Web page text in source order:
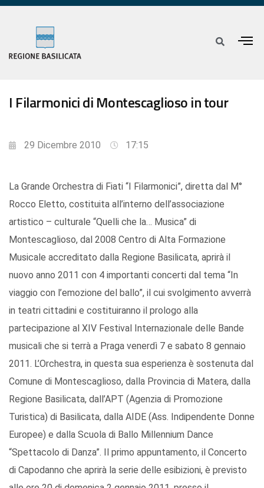
I Filarmonici di Montescaglioso in tour
29 Dicembre 2010 17:15
La Grande Orchestra di Fiati “I Filarmonici”, diretta dal M°
Rocco Eletto, costituita all’interno dell’associazione
artistico – culturale “Quelli che la… Musica” di
Montescaglioso, dal 2008 Centro di Alta Formazione
Musicale accreditato dalla Regione Basilicata, aprirà il
nuovo anno 2011 con 4 importanti concerti dal tema “In
viaggio con l’emozione del ballo”, il cui svolgimento avverrà
in teatri cittadini e costituiranno il prologo alla
partecipazione al XIV Festival Internazionale delle Bande
musicali che si terrà a Praga venerdì 7 e sabato 8 gennaio
2011. L’Orchestra, in questa sua esperienza è sostenuta dal
Comune di Montescaglioso, dalla Provincia di Matera, dalla
Regione Basilicata, dall’APT (Agenzia di Promozione
Turistica) di Basilicata, dalla AIDE (Ass. Indipendente Donne
Europee) e dalla Scuola di Ballo Millennium Dance
“Spettacolo di Danza”. Il primo appuntamento, il Concerto
di Capodanno che aprirà la serie delle esibizioni, è previsto